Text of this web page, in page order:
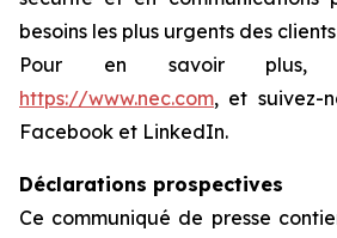
besoins les plus urgents des
Pour en savoir plus,
https://www.nec.com, et suivez-
Facebook et LinkedIn.
Déclarations prospectives
Ce communiqué de presse